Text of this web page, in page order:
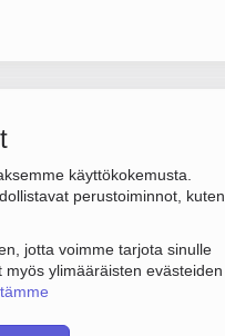
käyttökokemusta.
perustoiminnot, kuten
jotta voimme tarjota sinulle
ylimääräisten evästeiden
alla olevan varmistuksen.